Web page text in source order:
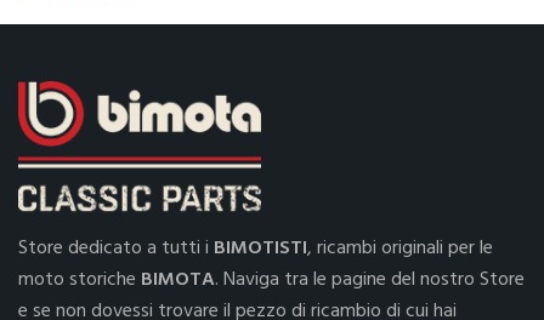
Store dedicato a tutti i BIMOTISTI, ricambi originali per le
moto storiche BIMOTA. Naviga tra le pagine del nostro Store
e se non dovessi trovare il pezzo di ricambio di cui hai